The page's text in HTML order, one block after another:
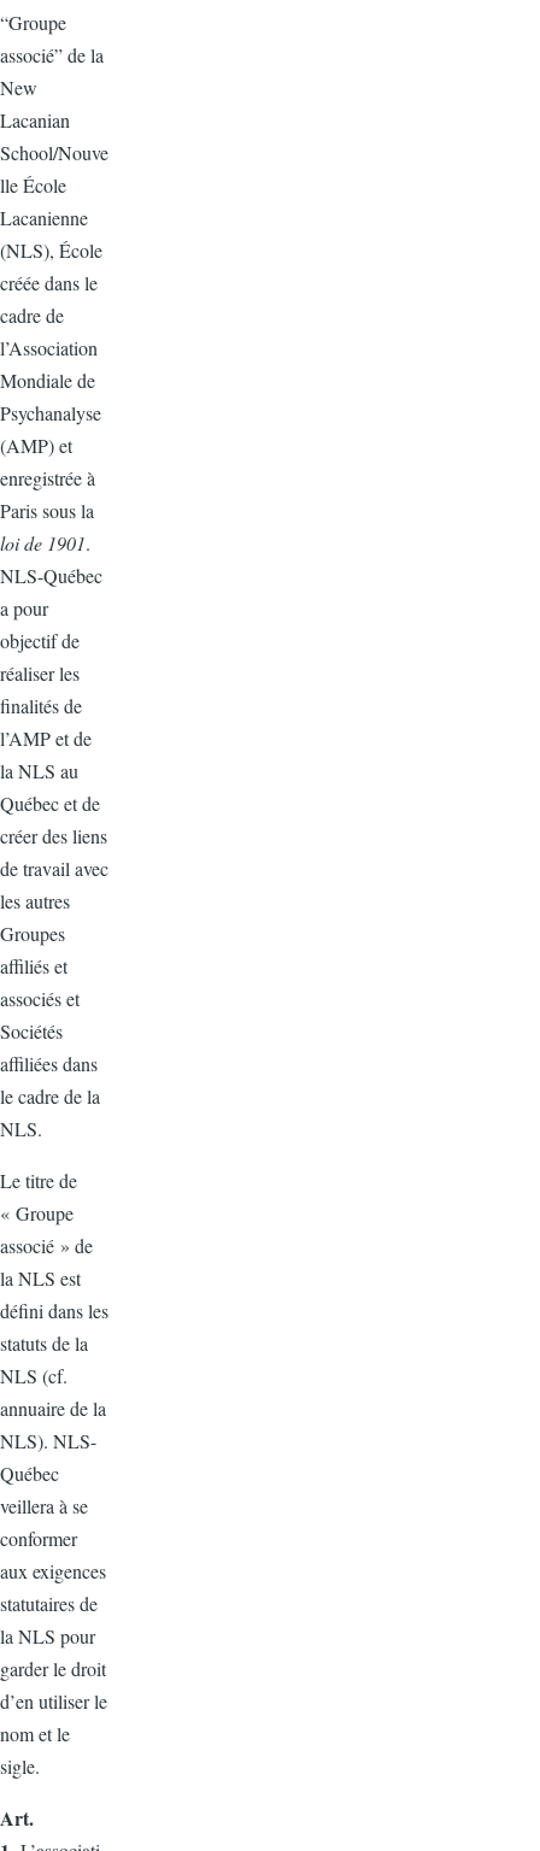
“Groupe
associé” de la
New
Lacanian
School/Nouve
lle École
Lacanienne
(NLS), École
créée dans le
cadre de
l’Association
Mondiale de
Psychanalyse
(AMP) et
enregistrée à
Paris sous la
loi de 1901.
NLS-Québec
a pour
objectif de
réaliser les
finalités de
l’AMP et de
la NLS au
Québec et de
créer des liens
de travail avec
les autres
Groupes
affiliés et
associés et
Sociétés
affiliées dans
le cadre de la
NLS.
Le titre de
« Groupe
associé » de
la NLS est
défini dans les
statuts de la
NLS (cf.
annuaire de la
NLS). NLS-
Québec
veillera à se
conformer
aux exigences
statutaires de
la NLS pour
garder le droit
d’en utiliser le
nom et le
sigle.
Art.